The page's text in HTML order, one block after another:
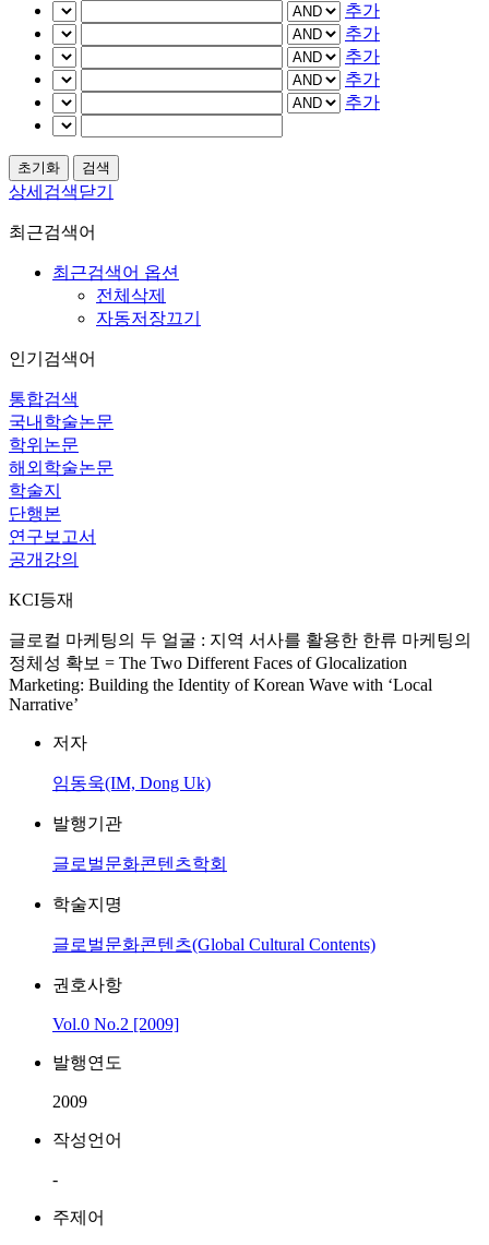
추가
추가
추가
추가
추가
상세검색닫기
최근검색어
최근검색어 옵션
전체삭제
자동저장끄기
인기검색어
통합검색
국내학술논문
학위논문
해외학술논문
학술지
단행본
연구보고서
공개강의
KCI등재
글로컬 마케팅의 두 얼굴 : 지역 서사를 활용한 한류 마케팅의
정체성 확보 = The Two Different Faces of Glocalization
Marketing: Building the Identity of Korean Wave with ‘Local
Narrative’
저자
임동욱(IM, Dong Uk)
발행기관
글로벌문화콘텐츠학회
학술지명
글로벌문화콘텐츠(Global Cultural Contents)
권호사항
Vol.0 No.2 [2009]
발행연도
2009
작성언어
-
주제어